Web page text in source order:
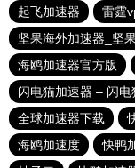
起飞加速器
雷霆
坚果海外加速器_坚
海鸥加速器官方版
闪电猫加速器 – 闪
全球加速器下载
海鸥加速度
快鸭